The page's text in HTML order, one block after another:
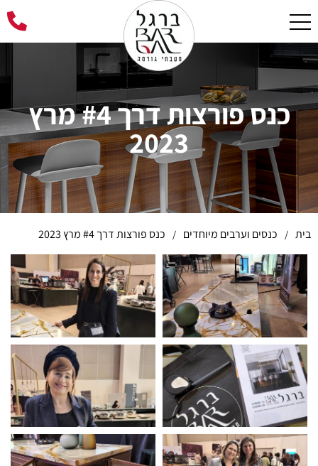
כנס פורצות דרך #4 מרץ
2023
בית / כנסים וערבים מיוחדים / כנס פורצות דרך #4 מרץ 2023